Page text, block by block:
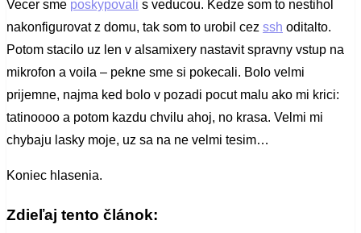
Vecer sme poskypovali s veducou. Kedze som to nestihol
nakonfigurovat z domu, tak som to urobil cez ssh oditalto.
Potom stacilo uz len v alsamixery nastavit spravny vstup na
mikrofon a voila – pekne sme si pokecali. Bolo velmi
prijemne, najma ked bolo v pozadi pocut malu ako mi krici:
tatinoooo a potom kazdu chvilu ahoj, no krasa. Velmi mi
chybaju lasky moje, uz sa na ne velmi tesim…
Koniec hlasenia.
Zdieľaj tento článok: